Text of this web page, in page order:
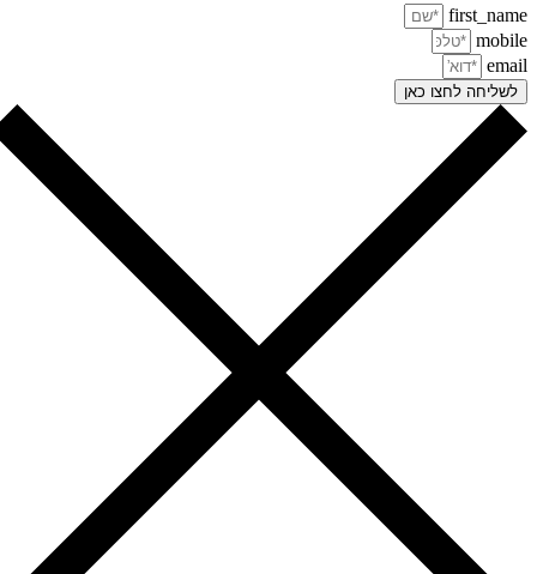
לשליחה לחצו כאן